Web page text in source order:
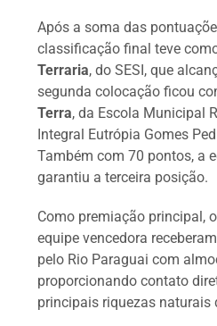
Após a soma das
classificação final teve
Terraria, do SESI, que
segunda colocação ficou
Terra, da Escola Municipal
Integral Eutrópia Gomes
Também com 70 pontos, a
garantiu a terceira posição.
Como premiação principal,
equipe vencedora
pelo Rio Paraguai com
proporcionando contato
principais riquezas naturais